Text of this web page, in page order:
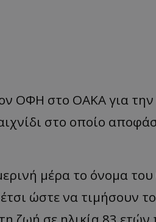
ΟΦΗ στο ΟΑΚΑ για
στο οποίο
μέρα το όνομα
ώστε να τιμήσουν